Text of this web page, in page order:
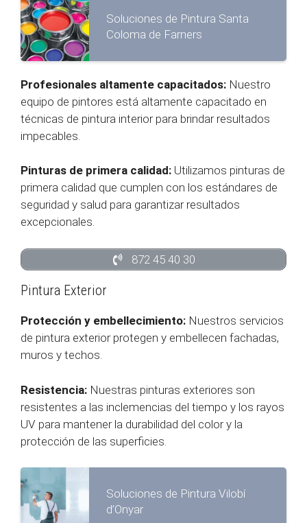
Soluciones de Pintura Santa
Coloma de Farners
Profesionales altamente capacitados: Nuestro
equipo de pintores está altamente capacitado en
técnicas de pintura interior para brindar resultados
impecables.
Pinturas de primera calidad: Utilizamos pinturas de
primera calidad que cumplen con los estándares de
seguridad y salud para garantizar resultados
excepcionales.
872 45 40 30
Pintura Exterior
Protección y embellecimiento: Nuestros servicios
de pintura exterior protegen y embellecen fachadas,
muros y techos.
Resistencia: Nuestras pinturas exteriores son
resistentes a las inclemencias del tiempo y los rayos
UV para mantener la durabilidad del color y la
protección de las superficies.
Soluciones de Pintura Vilobí
d’Onyar